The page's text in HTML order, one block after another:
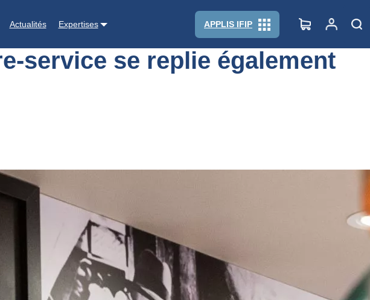
Actualités Expertises APPLIS IFIP
service se replie également